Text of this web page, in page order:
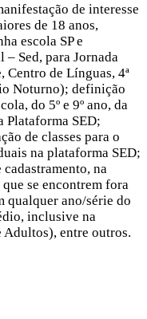
de interesse
de 18 anos,
escola SP e
Sed, para Jornada
de Línguas, 4ª
Noturno); definição
do 5º e 9º ano, da
Plataforma SED;
de classes para o
na plataforma SED;
na
se encontrem fora
qualquer ano/série do
inclusive na
Adultos), entre outros.